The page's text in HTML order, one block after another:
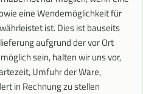
eine Wendemöglichkeit für
ist. Dies ist bauseits
aufgrund der vor Ort
sein, halten wir uns vor,
Umfuhr der Ware,
in Rechnung zu stellen